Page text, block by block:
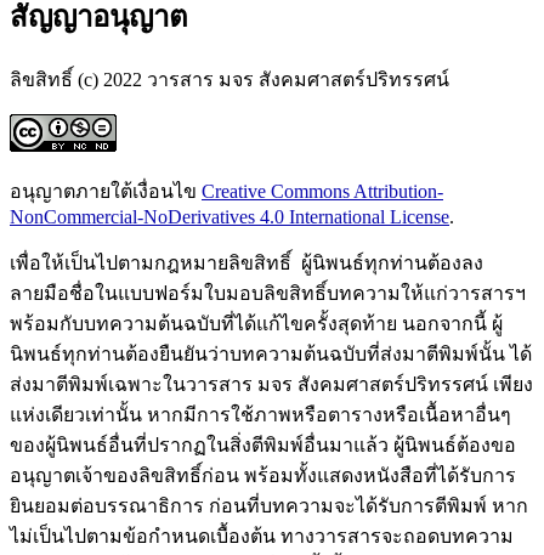
สัญญาอนุญาต
ลิขสิทธิ์ (c) 2022 วารสาร มจร สังคมศาสตร์ปริทรรศน์
อนุญาตภายใต้เงื่อนไข Creative Commons Attribution-
NonCommercial-NoDerivatives 4.0 International License.
เพื่อให้เป็นไปตามกฎหมายลิขสิทธิ์ ผู้นิพนธ์ทุกท่านต้องลง
ลายมือชื่อในแบบฟอร์มใบมอบลิขสิทธิ์บทความให้แก่วารสารฯ
พร้อมกับบทความต้นฉบับที่ได้แก้ไขครั้งสุดท้าย นอกจากนี้ ผู้
นิพนธ์ทุกท่านต้องยืนยันว่าบทความต้นฉบับที่ส่งมาตีพิมพ์นั้น ได้
ส่งมาตีพิมพ์เฉพาะในวารสาร มจร สังคมศาสตร์ปริทรรศน์ เพียง
แห่งเดียวเท่านั้น หากมีการใช้ภาพหรือตารางหรือเนื้อหาอื่นๆ
ของผู้นิพนธ์อื่นที่ปรากฏในสิ่งตีพิมพ์อื่นมาแล้ว ผู้นิพนธ์ต้องขอ
อนุญาตเจ้าของลิขสิทธิ์ก่อน พร้อมทั้งแสดงหนังสือที่ได้รับการ
ยินยอมต่อบรรณาธิการ ก่อนที่บทความจะได้รับการตีพิมพ์ หาก
ไม่เป็นไปตามข้อกำหนดเบื้องต้น ทางวารสารจะถอดบทความ